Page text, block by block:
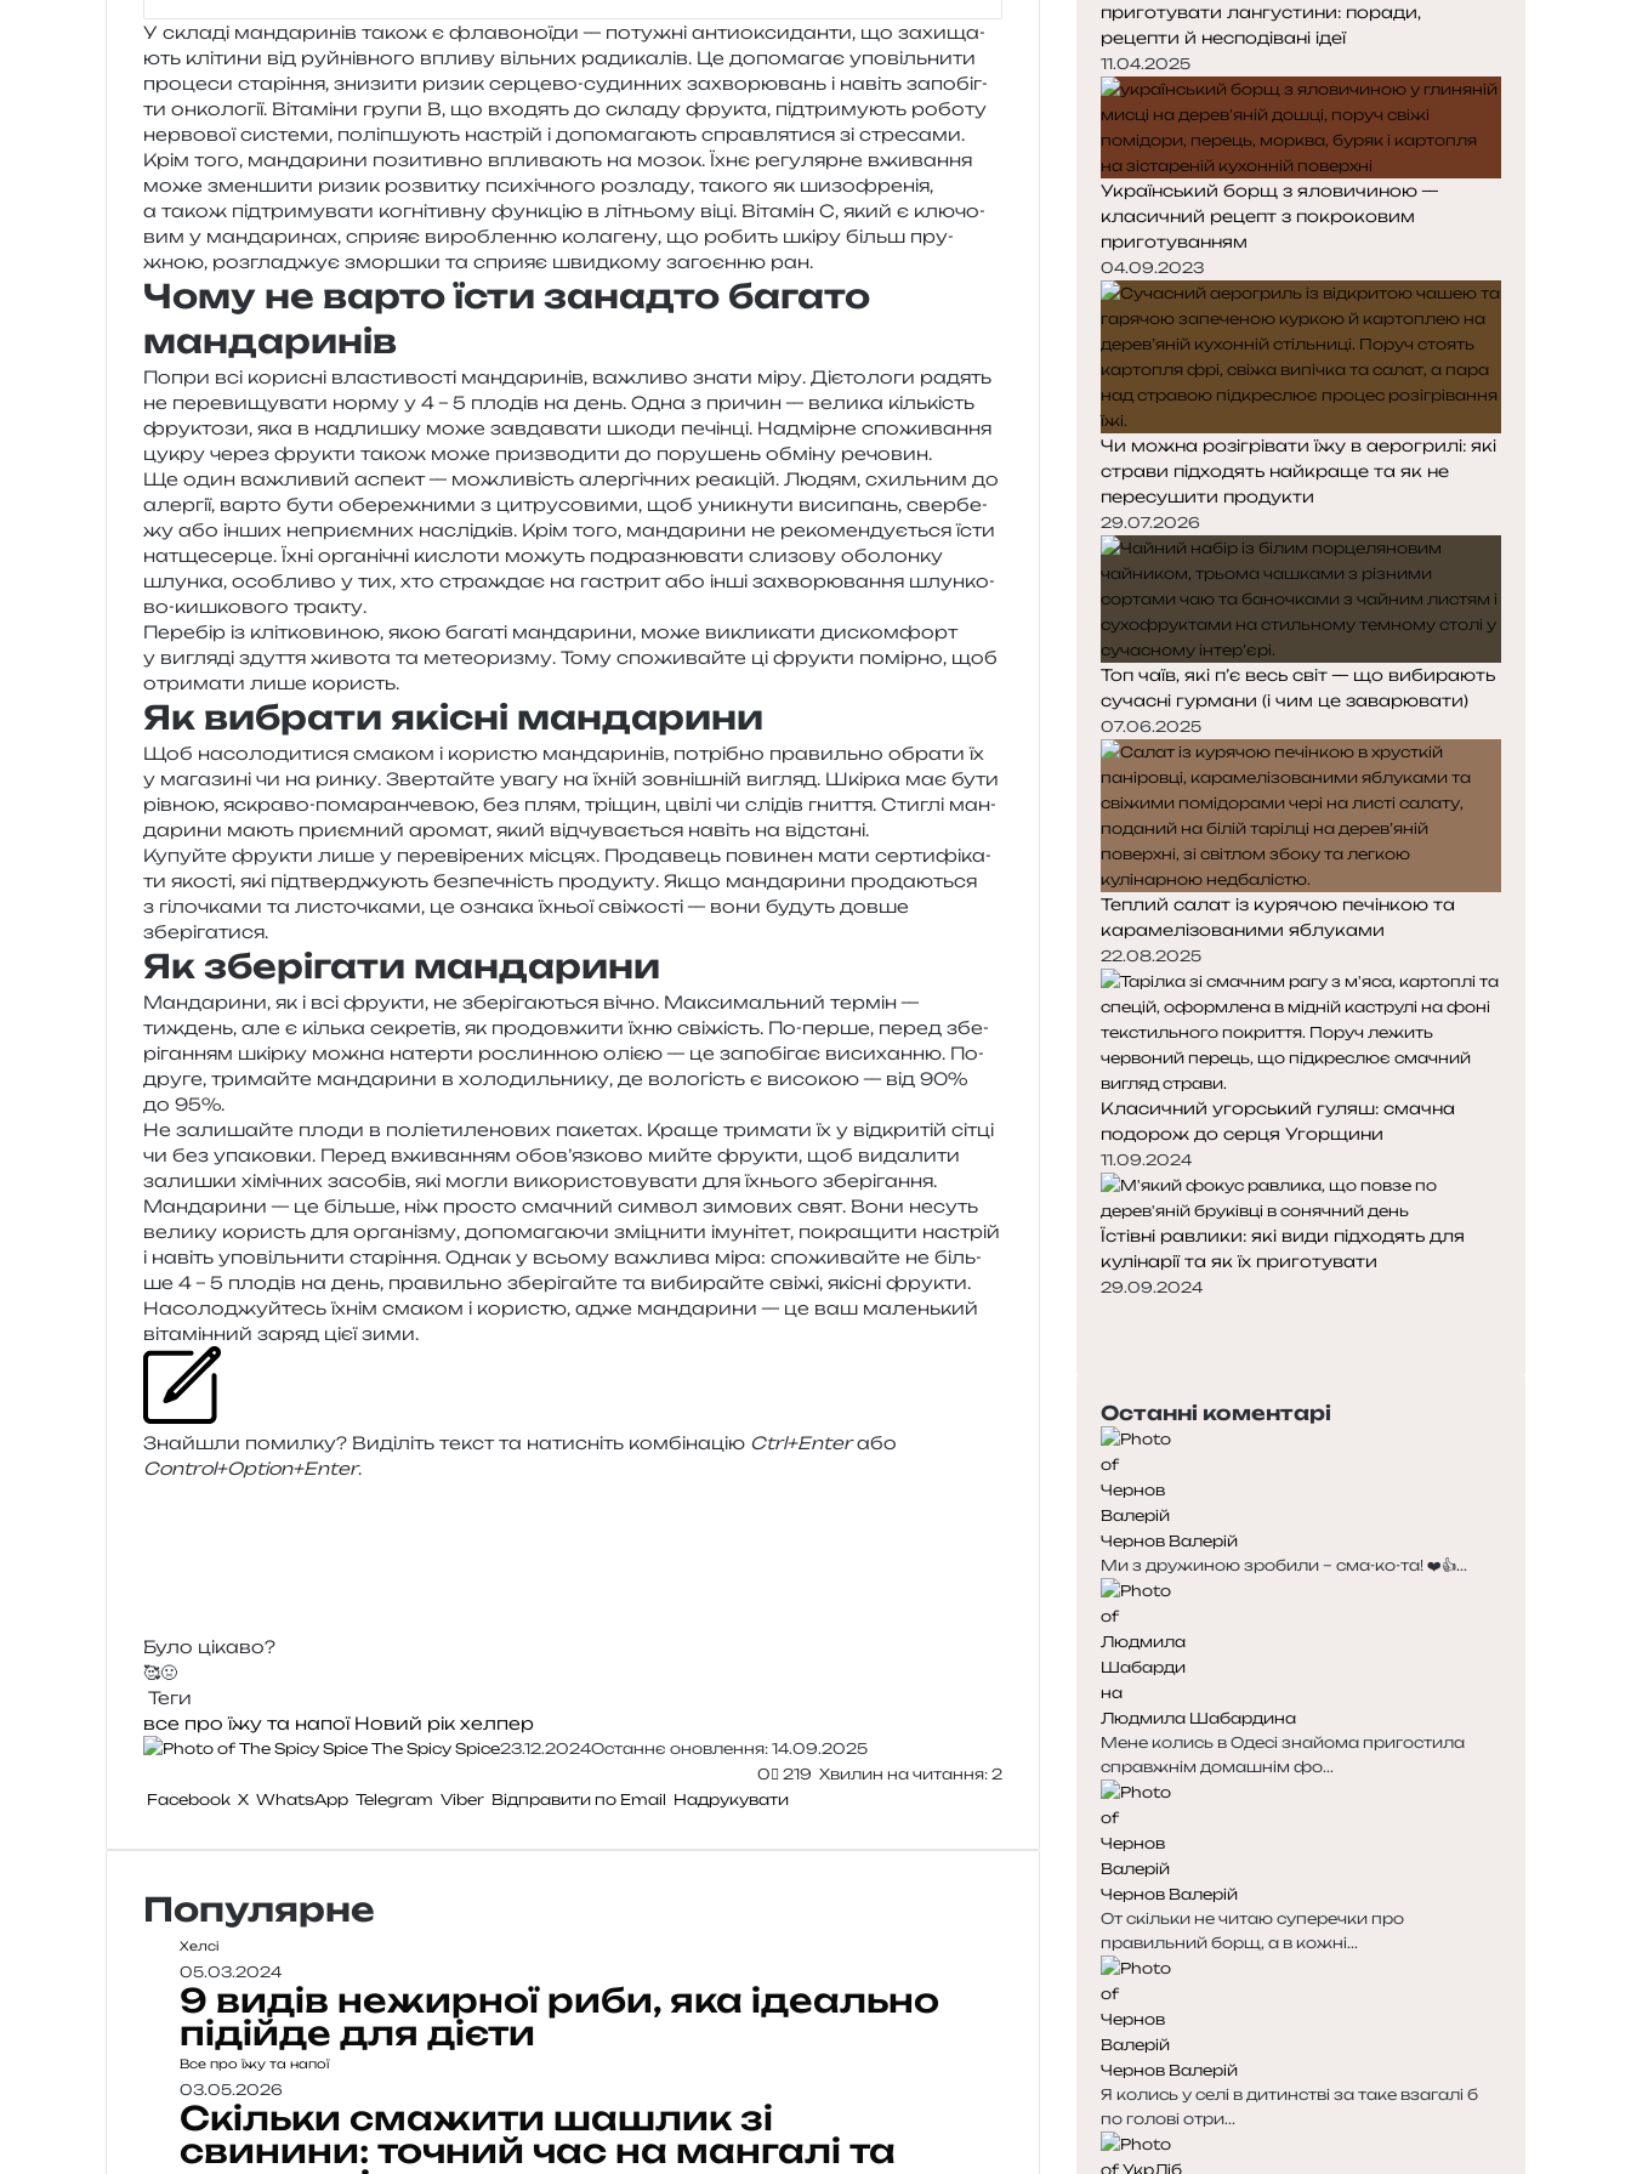
У скла­ді ман­да­ри­нів також є фла­во­но­їди — поту­жні анти­о­кси­дан­ти, що захи­ща­
ють клі­ти­ни від руй­нів­но­го впли­ву віль­них ради­ка­лів. Це допо­ма­гає упо­віль­ни­ти
про­це­си ста­рі­н­ня, зни­зи­ти ризик сер­це­во-судин­них захво­рю­вань і навіть запо­біг­
ти онко­ло­гії. Вітаміни групи B, що вхо­дять до скла­ду фру­кта, під­три­му­ють робо­ту
нер­во­вої систе­ми, полі­пшу­ють настрій і допо­ма­га­ють справ­ля­ти­ся зі стресами.
Крім того, ман­да­ри­ни пози­тив­но впли­ва­ють на мозок. Їхнє регу­ляр­не вжи­ва­н­ня
може змен­ши­ти ризик роз­ви­тку пси­хі­чно­го роз­ла­ду, тако­го як шизо­фре­нія,
а також під­три­му­ва­ти когні­тив­ну фун­кцію в літньо­му віці. Вітамін С, який є клю­чо­
вим у ман­да­ри­нах, спри­яє виро­блен­ню кола­ге­ну, що робить шкіру більш пру­
жною, роз­гла­джує змор­шки та спри­яє швид­ко­му заго­єн­ню ран.
Чому не варто їсти занадто багато
мандаринів
Попри всі кори­сні вла­сти­во­сті ман­да­ри­нів, важли­во знати міру. Дієтологи радять
не пере­ви­щу­ва­ти норму у 4 – 5 пло­дів на день. Одна з при­чин — вели­ка кіль­кість
фру­кто­зи, яка в надли­шку може зав­да­ва­ти шкоди печін­ці. Надмірне спо­жи­ва­н­ня
цукру через фру­кти також може при­зво­ди­ти до пору­шень обмі­ну речовин.
Ще один важли­вий аспект — можли­вість алер­гі­чних реа­кцій. Людям, схиль­ним до
алер­гії, варто бути обе­ре­жни­ми з цитру­со­ви­ми, щоб уни­кну­ти виси­пань, свер­бе­
жу або інших непри­єм­них наслід­ків. Крім того, ман­да­ри­ни не реко­мен­ду­є­ться їсти
натще­сер­це. Їхні орга­ні­чні кисло­ти можуть подра­зню­ва­ти сли­зо­ву обо­лон­ку
шлун­ка, осо­бли­во у тих, хто стра­ждає на гастрит або інші захво­рю­ва­н­ня шлун­ко­
во-кишко­во­го тракту.
Перебір із клі­тко­ви­ною, якою бага­ті ман­да­ри­ни, може викли­ка­ти дис­ком­форт
у вигля­ді зду­т­тя живо­та та метео­ри­зму. Тому спо­жи­вай­те ці фру­кти помір­но, щоб
отри­ма­ти лише користь.
Як вибрати якісні мандарини
Щоб насо­ло­ди­ти­ся сма­ком і кори­стю ман­да­ри­нів, потрі­бно пра­виль­но обра­ти їх
у мага­зи­ні чи на ринку. Звертайте увагу на їхній зов­ні­шній вигляд. Шкірка має бути
рів­ною, яскра­во-пома­ран­че­вою, без плям, трі­щин, цвілі чи слі­дів гни­т­тя. Стиглі ман­
да­ри­ни мають при­єм­ний аро­мат, який від­чу­ва­є­ться навіть на відстані.
Купуйте фру­кти лише у пере­ві­ре­них місцях. Продавець пови­нен мати сер­ти­фі­ка­
ти яко­сті, які під­твер­джу­ють без­пе­чність про­ду­кту. Якщо ман­да­ри­ни про­да­ю­ться
з гіло­чка­ми та листо­чка­ми, це озна­ка їхньої сві­жо­сті — вони будуть довше
зберігатися.
Як зберігати мандарини
Мандарини, як і всі фру­кти, не збе­рі­га­ю­ться вічно. Максимальний тер­мін —
тиждень, але є кіль­ка секре­тів, як про­дов­жи­ти їхню сві­жість. По-перше, перед збе­
рі­га­н­ням шкір­ку можна натер­ти рослин­ною олією — це запо­бі­гає виси­хан­ню. По-
друге, три­май­те ман­да­ри­ни в холо­диль­ни­ку, де воло­гість є висо­кою — від 90%
до 95%.
Не зали­шай­те плоди в полі­ети­ле­но­вих паке­тах. Краще три­ма­ти їх у від­кри­тій сітці
чи без упа­ков­ки. Перед вжи­ва­н­ням обов’язково мийте фру­кти, щоб вида­ли­ти
зали­шки хімі­чних засо­бів, які могли вико­ри­сто­ву­ва­ти для їхньо­го зберігання.
Мандарини — це біль­ше, ніж про­сто сма­чний сим­вол зимо­вих свят. Вони несуть
вели­ку користь для орга­ні­зму, допо­ма­га­ю­чи змі­цни­ти іму­ні­тет, покра­щи­ти настрій
і навіть упо­віль­ни­ти ста­рі­н­ня. Однак у всьо­му важли­ва міра: спо­жи­вай­те не біль­
ше 4 – 5 пло­дів на день, пра­виль­но збе­рі­гай­те та виби­рай­те свіжі, які­сні фру­кти.
Насолоджуйтесь їхнім сма­ком і кори­стю, адже ман­да­ри­ни — це ваш малень­кий
віта­мін­ний заряд цієї зими.
Знайшли помил­ку? Виділіть текст та нати­сніть ком­бі­на­цію Ctrl+Enterабо
Control+Option+Enter.
Було цікаво?
🥰🤢
Теги
все про їжу та напої Новий рік хелпер
The Spicy Spice23.12.2024Останнє оновлення: 14.09.2025
0
219 Хвилин на читання: 2
Facebook X WhatsApp Telegram Viber Відправити по Email Надрукувати
Популярне
Хелсі
05.03.2024
9 видів нежирної риби, яка ідеально
підійде для дієти
Все про їжу та напої
03.05.2026
Скільки смажити шашлик зі
свинини: точний час на мангалі та
приготувати лангустини: поради,
рецепти й несподівані ідеї
11.04.2025
Український борщ з яловичиною —
класичний рецепт з покроковим
приготуванням
04.09.2023
Чи можна розігрівати їжу в аерогрилі: які
страви підходять найкраще та як не
пересушити продукти
29.07.2026
Топ чаїв, які п’є весь світ — що вибирають
сучасні гурмани (і чим це заварювати)
07.06.2025
Теплий салат із курячою печінкою та
карамелізованими яблуками
22.08.2025
Класичний угорський гуляш: смачна
подорож до серця Угорщини
11.09.2024
Їстівні равлики: які види підходять для
кулінарії та як їх приготувати
29.09.2024
Останні коментарі
Чернов Валерій
Ми з дружиною зробили – сма-ко-та! ❤️👍...
Людмила Шабардина
Мене колись в Одесі знайома пригостила
справжнім домашнім фо...
Чернов Валерій
От скільки не читаю суперечки про
правильний борщ, а в кожні...
Чернов Валерій
Я колись у селі в дитинстві за таке взагалі б
по голові отри...